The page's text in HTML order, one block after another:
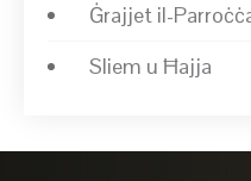
Ġrajjet il-
Sliem u Ħajja